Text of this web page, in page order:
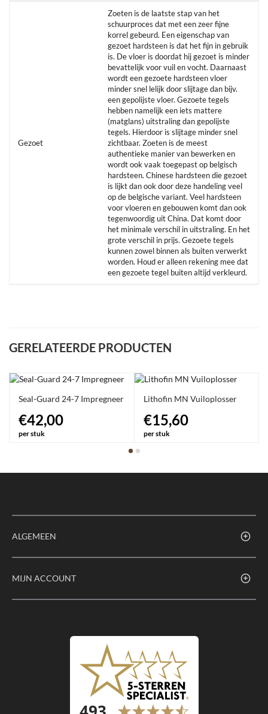
Gezoet
Zoeten is de laatste stap van het
schuurproces dat met een zeer fijne
korrel gebeurd. Een eigenschap van
gezoet hardsteen is dat het fijn in gebruik
is. De vloer is doordat hij gezoet is minder
bevattelijk voor vuil en vocht. Daarnaast
wordt een gezoete hardsteen vloer
minder snel lelijk door slijtage dan bijv.
een gepolijste vloer. Gezoete tegels
hebben namelijk een iets mattere
(matglans) uitstraling dan gepolijste
tegels. Hierdoor is slijtage minder snel
zichtbaar. Zoeten is de meest
authentieke manier van bewerken en
wordt ook vaak toegepast op belgisch
hardsteen. Chinese hardsteen die gezoet
is lijkt dan ook door deze handeling veel
op de belgische variant. Veel hardsteen
voor vloeren en gebouwen komt dan ook
tegenwoordig uit China. Dat komt door
het minimale verschil in uitstraling. En het
grote verschil in prijs. Gezoete tegels
kunnen zowel binnen als buiten verwerkt
worden. Houd er alleen rekening mee dat
een gezoete tegel buiten altijd verkleurd.
GERELATEERDE PRODUCTEN
Seal-Guard 24-7 Impregneer
€42,00
per stuk
Lithofin MN Vuiloplosser
€15,60
per stuk
ALGEMEEN
MIJN ACCOUNT